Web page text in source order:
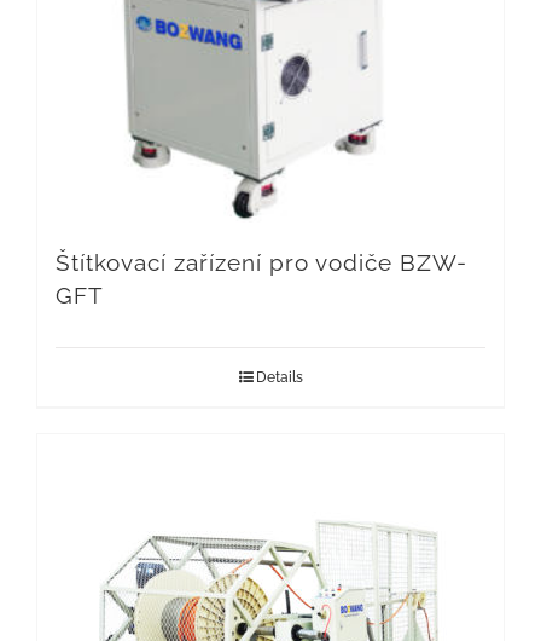
Štítkovací zařízení pro vodiče BZW-
GFT
Details